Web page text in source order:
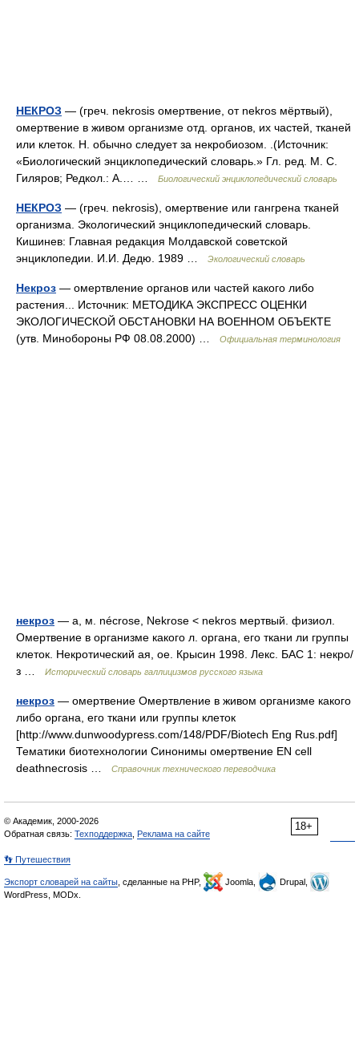
НЕКРОЗ — (греч. nekrosis омертвение, от nekros мёртвый),
омертвение в живом организме отд. органов, их частей, тканей
или клеток. Н. обычно следует за некробиозом. .(Источник:
«Биологический энциклопедический словарь.» Гл. ред. М. С.
Гиляров; Редкол.: А.… …
Биологический энциклопедический словарь
НЕКРОЗ — (греч. nekrosis), омертвение или гангрена тканей
организма. Экологический энциклопедический словарь.
Кишинев: Главная редакция Молдавской советской
энциклопедии. И.И. Дедю. 1989 …
Экологический словарь
Некроз — омертвление органов или частей какого либо
растения... Источник: МЕТОДИКА ЭКСПРЕСС ОЦЕНКИ
ЭКОЛОГИЧЕСКОЙ ОБСТАНОВКИ НА ВОЕННОМ ОБЪЕКТЕ
(утв. Минобороны РФ 08.08.2000) …
Официальная терминология
некроз — а, м. nécrose, Nekrose < nekros мертвый. физиол.
Омертвение в организме какого л. органа, его ткани ли группы
клеток. Некротический ая, ое. Крысин 1998. Лекс. БАС 1: некро/
з …
Исторический словарь галлицизмов русского языка
некроз — омертвение Омертвление в живом организме какого
либо органа, его ткани или группы клеток
[http://www.dunwoodypress.com/148/PDF/Biotech Eng Rus.pdf]
Тематики биотехнологии Синонимы омертвение EN cell
deathnecrosis …
Справочник технического переводчика
18+
© Академик, 2000-2026
Обратная связь: Техподдержка Реклама на сайте
👣 Путешествия
Экспорт словарей на сайты , сделанные на PHP, Joomla,
Drupal,
WordPress, MODx.